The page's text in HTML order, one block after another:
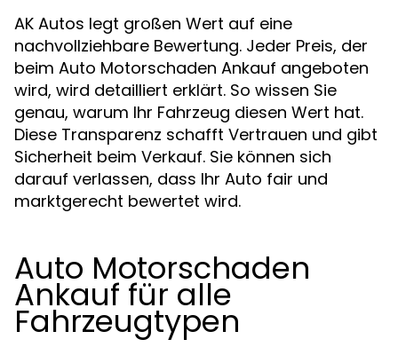
AK Autos legt großen Wert auf eine
nachvollziehbare Bewertung. Jeder Preis, der
beim Auto Motorschaden Ankauf angeboten
wird, wird detailliert erklärt. So wissen Sie
genau, warum Ihr Fahrzeug diesen Wert hat.
Diese Transparenz schafft Vertrauen und gibt
Sicherheit beim Verkauf. Sie können sich
darauf verlassen, dass Ihr Auto fair und
marktgerecht bewertet wird.
Auto Motorschaden
Ankauf für alle
Fahrzeugtypen